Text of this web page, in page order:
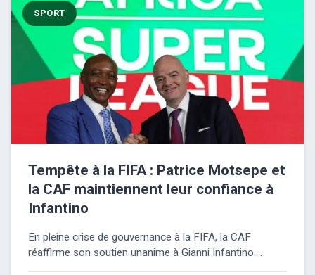
SPORT
Tempête à la FIFA : Patrice Motsepe et
la CAF maintiennent leur confiance à
Infantino
En pleine crise de gouvernance à la FIFA, la CAF
réaffirme son soutien unanime à Gianni Infantino....